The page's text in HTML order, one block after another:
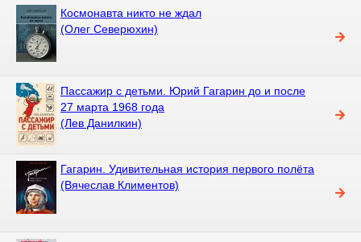
Космонавта никто не ждал
(Олег Северюхин)
Пассажир с детьми. Юрий Гагарин до и после
27 марта 1968 года
(Лев Данилкин)
Гагарин. Удивительная история первого полёта
(Вячеслав Климентов)